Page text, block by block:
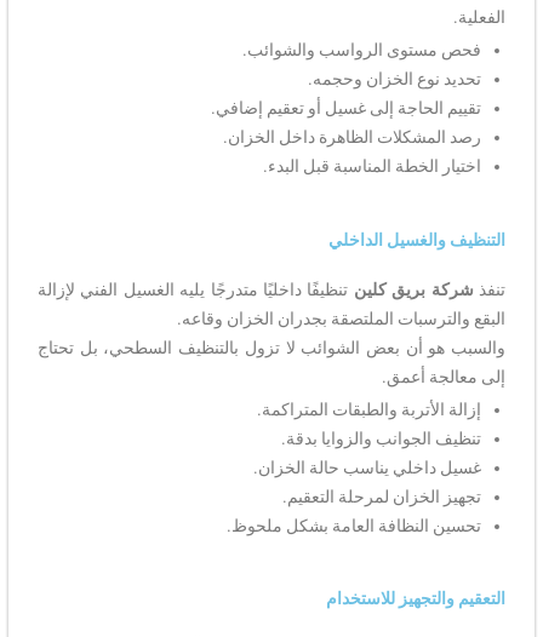
الفعلية.
فحص مستوى الرواسب والشوائب.
تحديد نوع الخزان وحجمه.
تقييم الحاجة إلى غسيل أو تعقيم إضافي.
رصد المشكلات الظاهرة داخل الخزان.
اختيار الخطة المناسبة قبل البدء.
التنظيف والغسيل الداخلي
تنفذ شركة بريق كلين تنظيفًا داخليًا متدرجًا يليه الغسيل الفني لإزالة
البقع والترسبات الملتصقة بجدران الخزان وقاعه.
والسبب هو أن بعض الشوائب لا تزول بالتنظيف السطحي، بل تحتاج
إلى معالجة أعمق.
إزالة الأتربة والطبقات المتراكمة.
تنظيف الجوانب والزوايا بدقة.
غسيل داخلي يناسب حالة الخزان.
تجهيز الخزان لمرحلة التعقيم.
تحسين النظافة العامة بشكل ملحوظ.
التعقيم والتجهيز للاستخدام